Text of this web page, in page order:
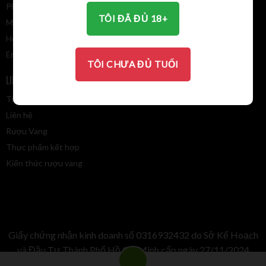
Phường Phước Long, Tp. HCM
MST: 031 693 2432
Hotline: 0913 110 385
Email:
LIÊN KẾT NHANH
Tin tức
Liên hệ
Rượu Vang
Thực phẩm kết hợp
Kiến thức rượu vang
BẢN ĐỒ
Giấy chứng nhận kinh doanh số 0316932432 do Sở Kế Hoạch
và Đầu Tư Thành Phố Hồ Chí Minh cấp ngày 27/11/2024
TÔI ĐÃ ĐỦ 18+
TÔI CHƯA ĐỦ TUỔI